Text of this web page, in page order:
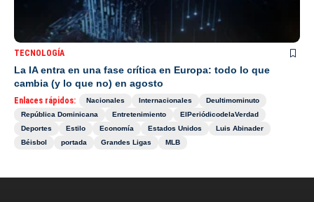
TECNOLOGÍA
La IA entra en una fase crítica en Europa: todo lo que
cambia (y lo que no) en agosto
Enlaces rápidos: Nacionales Internacionales
Deultimominuto
República Dominicana
Entretenimiento
ElPeriódicodelaVerdad
Deportes
Estilo Economía Estados Unidos
Luis Abinader
Béisbol
portada Grandes Ligas MLB